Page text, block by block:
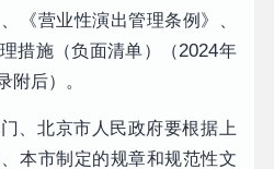
《营业性演出管理条例》、
措施（负面清单）（2024年
附后）。
、北京市人民政府要根据上
本市制定的规章和规范性文